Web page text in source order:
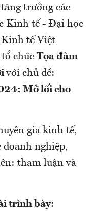
trưởng các
Kinh tế - Đại học
Kinh tế Việt
chức Tọa đàm
với chủ đề:
Mở lối cho
gia kinh tế,
doanh nghiệp,
tham luận và
trình bày: